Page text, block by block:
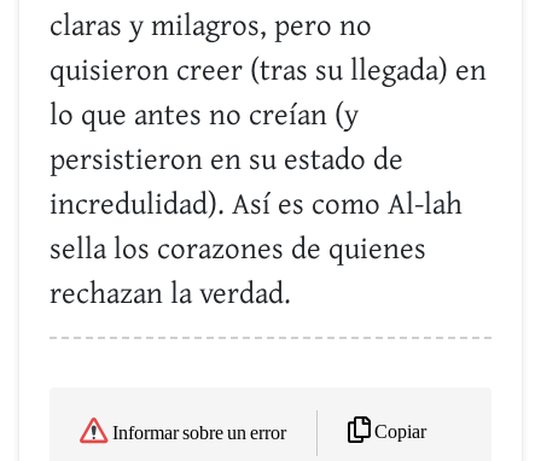
claras y milagros, pero no
quisieron creer (tras su llegada) en
lo que antes no creían (y
persistieron en su estado de
incredulidad). Así es como Al-lah
sella los corazones de quienes
rechazan la verdad.
Informar sobre un error Copiar